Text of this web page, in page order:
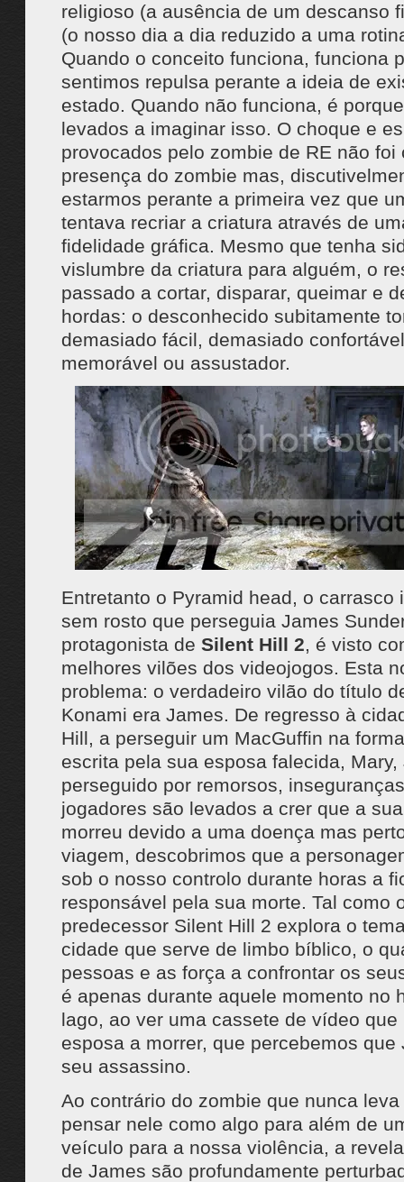
religioso (a ausência de um descanso
(o nosso dia a dia reduzido a uma
Quando o conceito funciona, funciona
sentimos repulsa perante a ideia de
estado. Quando não funciona, é
levados a imaginar isso. O choque e
provocados pelo zombie de RE não foi
presença do zombie mas,
estarmos perante a primeira vez que
tentava recriar a criatura através de
fidelidade gráfica. Mesmo que tenha
vislumbre da criatura para alguém, o
passado a cortar, disparar, queimar e
hordas: o desconhecido subitamente
demasiado fácil, demasiado
memorável ou assustador.
Entretanto o Pyramid head, o carrasco
sem rosto que perseguia James
protagonista de Silent Hill 2, é visto
melhores vilões dos videojogos. Esta
problema: o verdadeiro vilão do título
Konami era James. De regresso à
Hill, a perseguir um MacGuffin na
escrita pela sua esposa falecida, Mary,
perseguido por remorsos,
jogadores são levados a crer que a
morreu devido a uma doença mas
viagem, descobrimos que a
sob o nosso controlo durante horas a
responsável pela sua morte. Tal como
predecessor Silent Hill 2 explora o
cidade que serve de limbo bíblico, o
pessoas e as força a confrontar os
é apenas durante aquele momento no
lago, ao ver uma cassete de vídeo que
esposa a morrer, que percebemos que
seu assassino.
Ao contrário do zombie que nunca
pensar nele como algo para além de
veículo para a nossa violência, a
de James são profundamente